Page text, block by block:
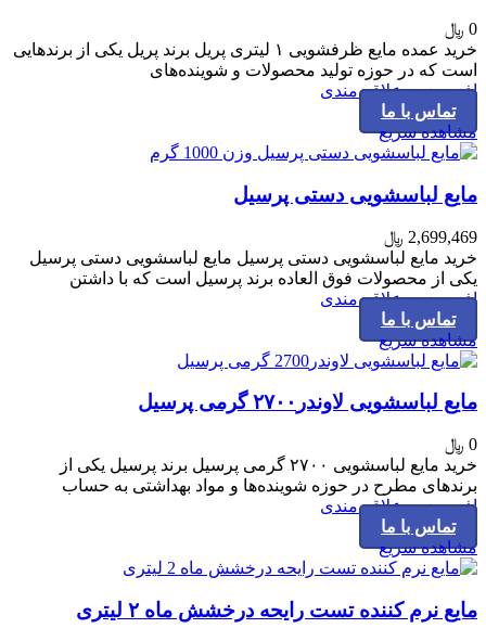
0 ﷼
خرید عمده مایع ظرفشویی ۱ لیتری پریل برند پریل یکی از برندهایی
است که در حوزه تولید محصولات و شوینده‌های
افزودن به علاقه مندی
تماس با ما
مشاهده سریع
مایع لباسشویی دستی پرسیل
2,699,469 ﷼
خرید مایع لباسشویی دستی پرسیل مایع لباسشویی دستی پرسیل
یکی از محصولات فوق العاده برند پرسیل است که با داشتن
افزودن به علاقه مندی
تماس با ما
مشاهده سریع
مایع لباسشویی لاوندر۲۷۰۰ گرمی پرسیل
0 ﷼
خرید مایع لباسشویی ۲۷۰۰ گرمی پرسیل برند پرسیل یکی از
برندهای مطرح در حوزه شوینده‌ها و مواد بهداشتی به حساب
افزودن به علاقه مندی
تماس با ما
مشاهده سریع
مایع نرم کننده تست رایحه درخشش ماه ۲ لیتری